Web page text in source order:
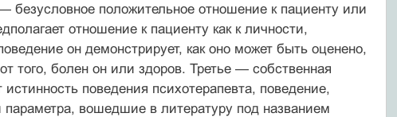
безусловное положительное отношение к пациенту или
отношение к пациенту как к личности,
он демонстрирует, как оно может быть оценено,
того, болен он или здоров. Третье — собственная
поведения психотерапевта, поведение,
вошедшие в литературу под названием